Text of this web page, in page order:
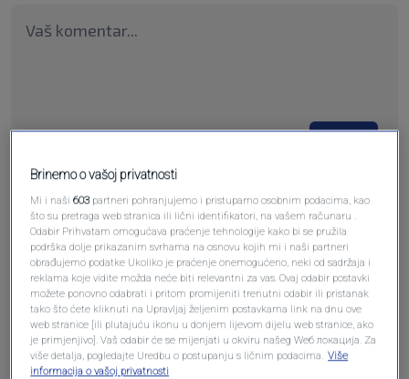
Pošalji komentar
Brinemo o vašoj privatnosti
Mi i naši603 partneri pohranjujemo i pristupamo osobnim podacima, kao
što su pretraga web stranica ili lični identifikatori, na vašem računaru .
Odabir Prihvatam omogućava praćenje tehnologije kako bi se pružila
podrška dolje prikazanim svrhama na osnovu kojih mi i naši partneri
obrađujemo podatke Ukoliko je praćenje onemogućeno, neki od sadržaja i
reklama koje vidite možda neće biti relevantni za vas. Ovaj odabir postavki
možete ponovno odabrati i pritom promijeniti trenutni odabir ili pristanak
tako što ćete kliknuti na Upravljaj željenim postavkama link na dnu ove
web stranice [ili plutajuću ikonu u donjem lijevom dijelu web stranice, ako
je primjenjivo]. Vaš odabir će se mijenjati u okviru našeg Wеб локација. Za
više detalja, pogledajte Uredbu o postupanju s ličnim podacima. Više
informacija o vašoj privatnosti